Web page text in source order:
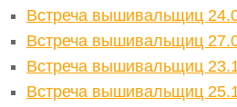
Встреча вышивальщиц
Встреча вышивальщиц
Встреча вышивальщиц
Встреча вышивальщиц